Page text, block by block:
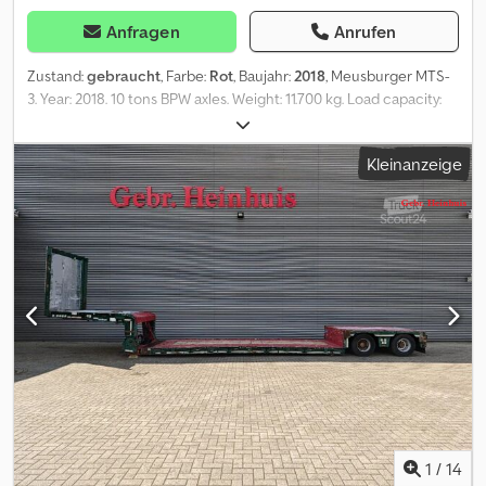
Anfragen Anrufen
Zustand:gebraucht, Farbe: Rot, Baujahr:2018, Meusburger MTS-
3. Year: 2018. 10 tons BPW axles. Weight: 11.700 kg. Load capacity:
36.300 kg. Max weight: 48.000 kg. Kingpin load: 18.000 kg. 1st axle
liftaxle. 3th axle steering axle. Airsuspension. Slitted floor. Winch.
Hydraulic bridge from floor-neck. Lenght: 3420 mm. Hydraulic
works on NATO electricity from the truck. 2 point hydraulic
outriggers on the back. 2 way hydraulic ramps: -hydraulic from left
to right. - lenght: 4600 mm. Toolboxes. Dimmensions: Neck: L: 3750
mm. W: 2550 mm. H: 1440 mm. Kingpin height: 1200 mm. Floor: L:
9730 mm. W: 2550 mm. H: 900 - 950 mm. Tyres: 70%. Dodpfx Afjzn Nl
Aedjck German Trailer! ID NR: 408. The General Terms and
Conditions of Heinhuis are applicable to all adverts, offers and
quotations by Heinhuis, all agreements entered into by Heinhuis
and the negotiations preceding them. By any form of response
you accept the applicability of the General Terms and Conditions
of Heinhuis and you declare that you have taken note of these
General Terms and Conditions. Our prices are export netto
prices. = Weitere Informationen = Baujahr: 2018 Leergewicht:
Kleinanzeige
1 / 14